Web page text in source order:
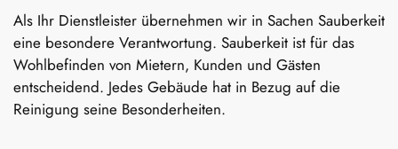
Als Ihr Dienstleister übernehmen wir in Sachen Sauberkeit
eine besondere Verantwortung. Sauberkeit ist für das
Wohlbefinden von Mietern, Kunden und Gästen
entscheidend. Jedes Gebäude hat in Bezug auf die
Reinigung seine Besonderheiten.